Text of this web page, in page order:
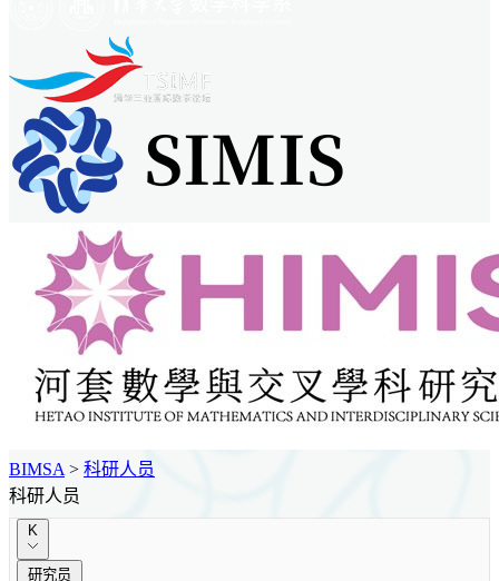
BIMSA > 科研人员
科研人员
K
研究员